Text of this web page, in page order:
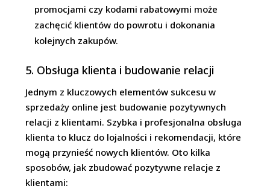
promocjami czy kodami rabatowymi może
zachęcić klientów do powrotu i dokonania
kolejnych zakupów.
5. Obsługa klienta i budowanie relacji
Jednym z kluczowych elementów sukcesu w
sprzedaży online jest budowanie pozytywnych
relacji z klientami. Szybka i profesjonalna obsługa
klienta to klucz do lojalności i rekomendacji, które
mogą przynieść nowych klientów. Oto kilka
sposobów, jak zbudować pozytywne relacje z
klientami: